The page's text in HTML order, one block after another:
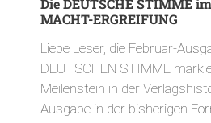
MACHT-ERGREIFUNG
Liebe Leser, die Februar-
DEUTSCHEN STIMME
Meilenstein in der
Ausgabe in der bisherigen